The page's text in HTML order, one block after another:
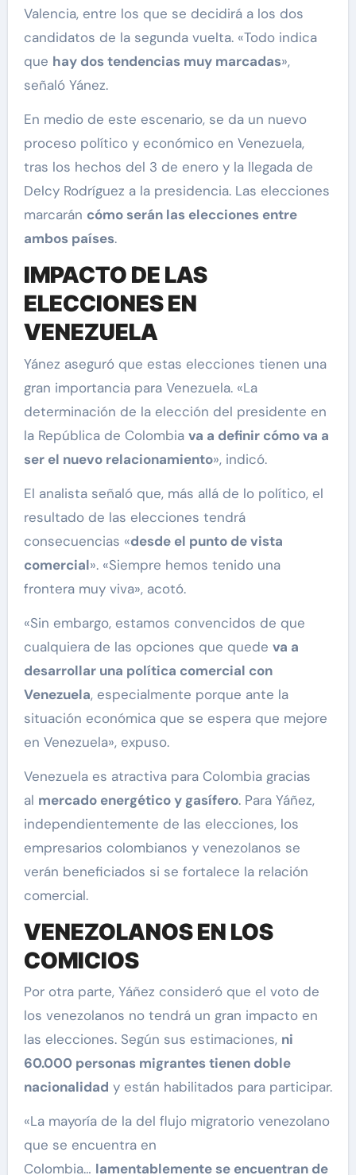
Valencia, entre los que se decidirá a los dos
candidatos de la segunda vuelta. «Todo indica
que hay dos tendencias muy marcadas»,
señaló Yánez.
En medio de este escenario, se da un nuevo
proceso político y económico en Venezuela,
tras los hechos del 3 de enero y la llegada de
Delcy Rodríguez a la presidencia. Las elecciones
marcarán cómo serán las elecciones entre
ambos países.
IMPACTO DE LAS
ELECCIONES EN
VENEZUELA
Yánez aseguró que estas elecciones tienen una
gran importancia para Venezuela. «La
determinación de la elección del presidente en
la República de Colombia va a definir cómo va a
ser el nuevo relacionamiento», indicó.
El analista señaló que, más allá de lo político, el
resultado de las elecciones tendrá
consecuencias «desde el punto de vista
comercial». «Siempre hemos tenido una
frontera muy viva», acotó.
«Sin embargo, estamos convencidos de que
cualquiera de las opciones que quede va a
desarrollar una política comercial con
Venezuela, especialmente porque ante la
situación económica que se espera que mejore
en Venezuela», expuso.
Venezuela es atractiva para Colombia gracias
al mercado energético y gasífero. Para Yáñez,
independientemente de las elecciones, los
empresarios colombianos y venezolanos se
verán beneficiados si se fortalece la relación
comercial.
VENEZOLANOS EN LOS
COMICIOS
Por otra parte, Yáñez consideró que el voto de
los venezolanos no tendrá un gran impacto en
las elecciones. Según sus estimaciones, ni
60.000 personas migrantes tienen doble
nacionalidad y están habilitados para participar.
«La mayoría de la del flujo migratorio venezolano
que se encuentra en
Colombia… lamentablemente se encuentran de